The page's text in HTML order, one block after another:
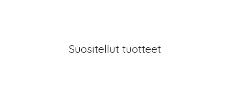
Suositellut tuotteet